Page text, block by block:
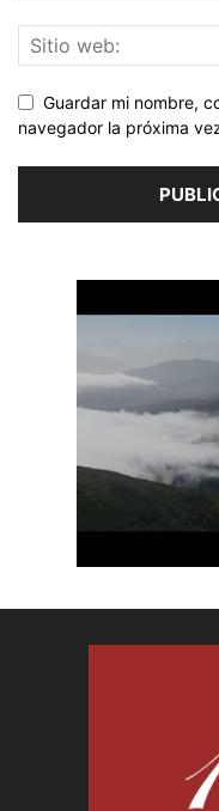
Guardar mi nombre,
navegador la próxima